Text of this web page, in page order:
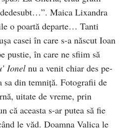
Maica Lixandra
o poartă departe… Tanti
casei în care s-a născut Ioan
pustie, în care ne sfiim să
Ionel nu a venit chiar des pe-
sa din temniţă. Fotografii de
uitate de vreme, prin
că aceasta s-ar putea să fie
le văd. Doamna Valica le